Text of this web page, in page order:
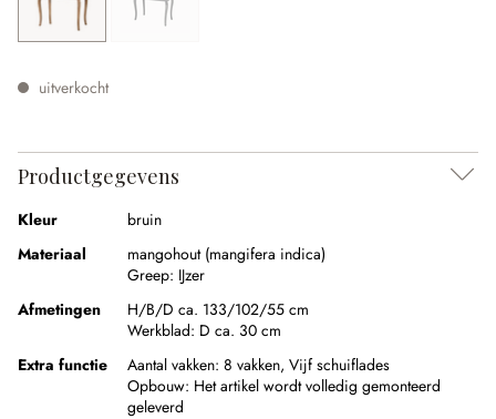
bruin
(Deze optie is momenteel niet beschikbaar.)
zwart
(Deze optie is momenteel niet beschikbaar.)
uitverkocht
Productgegevens
Kleur
bruin
Materiaal
mangohout (mangifera indica)
Greep: IJzer
Afmetingen
H/B/D ca. 133/102/55 cm
Werkblad: D ca. 30 cm
Extra functie
Aantal vakken: 8 vakken, Vijf schuiflades
Opbouw: Het artikel wordt volledig gemonteerd
geleverd